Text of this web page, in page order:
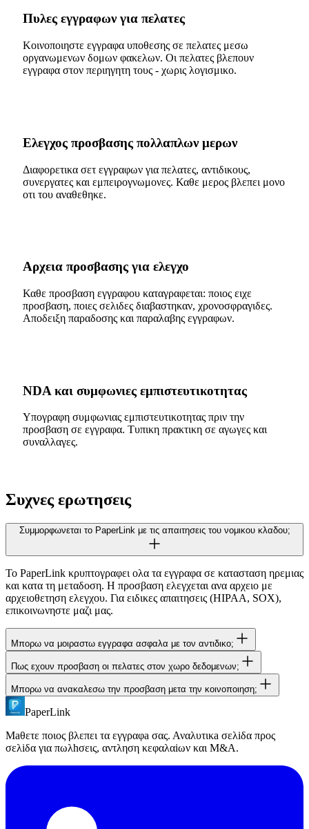
Πυλες εγγραφων για πελατες
Κοινοποιηστε εγγραφα υποθεσης σε πελατες μεσω
οργανωμενων δομων φακελων. Οι πελατες βλεπουν
εγγραφα στον περιηγητη τους - χωρις λογισμικο.
Ελεγχος προσβασης πολλαπλων μερων
Διαφορετικα σετ εγγραφων για πελατες, αντιδικους,
συνεργατες και εμπειρογνωμονες. Καθε μερος βλεπει μονο
οτι του αναθεθηκε.
Αρχεια προσβασης για ελεγχο
Καθε προσβαση εγγραφου καταγραφεται: ποιος ειχε
προσβαση, ποιες σελιδες διαβαστηκαν, χρονοσφραγιδες.
Αποδειξη παραδοσης και παραλαβης εγγραφων.
NDA και συμφωνιες εμπιστευτικοτητας
Υπογραφη συμφωνιας εμπιστευτικοτητας πριν την
προσβαση σε εγγραφα. Τυπικη πρακτικη σε αγωγες και
συναλλαγες.
Συχνες ερωτησεις
Συμμορφωνεται το PaperLink με τις απαιτησεις του νομικου κλαδου;
Το PaperLink κρυπτογραφει ολα τα εγγραφα σε κατασταση ηρεμιας
και κατα τη μεταδοση. Η προσβαση ελεγχεται ανα αρχειο με
αρχειοθετηση ελεγχου. Για ειδικες απαιτησεις (HIPAA, SOX),
επικοινωνηστε μαζι μας.
Μπορω να μοιραστω εγγραφα ασφαλα με τον αντιδικο;
Ναι. Δημιουργηστε συνδεσμο με υποχρεωτικο NDA και
επαληθευση email. Μονο οι διευθυνσεις email που εγκρινετε εχουν
προσβαση στα εγγραφα. Ολες οι προσβασεις καταγραφονται.
Πως εχουν προσβαση οι πελατες στον χωρο δεδομενων;
Ο πελατης κανει κλικ στον συνδεσμο που κοινοποιησατε μεσω
email. Επαληθευει την ταυτοτητα του (email η κωδικος) και εχει
προσβαση στα εγγραφα στον περιηγητη. Χωρις εγγραφη, χωρις
Μπορω να ανακαλεσω την προσβαση μετα την κοινοποιηση;
Ναι. Απενεργοποιηστε οποιονδηποτε συνδεσμο αμεσα απο τον
παυουν να λειτουργουν αμεσα. Μπορειτε επισης να ορισετε
ημερομηνιες ληξης.
PaperLink
Μaθετε ποιος βλεπει τα εγγραφa σας. Αναλυτικa σελiδα προς
σελiδα για πωλhσεις, αντληση κεφαλαiων και M&A.